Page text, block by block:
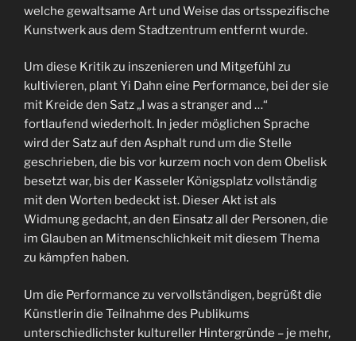
welche gewaltsame Art und Weise das ortsspezifische
Kunstwerk aus dem Stadtzentrum entfernt wurde.
Um diese Kritik zu inszenieren und Mitgefühl zu
kultivieren, plant Yi Dahn eine Performance, bei der sie
mit Kreide den Satz „I was a stranger and …“
fortlaufend wiederholt. In jeder möglichen Sprache
wird der Satz auf den Asphalt rund um die Stelle
geschrieben, die bis vor kurzem noch von dem Obelisk
besetzt war, bis der Kasseler Königsplatz vollständig
mit den Worten bedeckt ist. Dieser Akt ist als
Widmung gedacht, an den Einsatz all der Personen, die
im Glauben an Mitmenschlichkeit mit diesem Thema
zu kämpfen haben.
Um die Performance zu vervollständigen, begrüßt die
Künstlerin die Teilnahme des Publikums
unterschiedlichster kultureller Hintergründe – je mehr,